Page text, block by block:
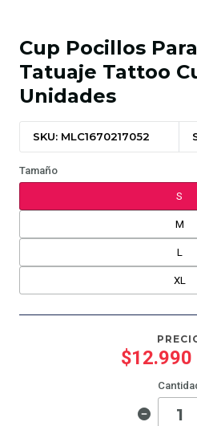
Cup Pocillos
Tatuaje Tattoo
Unidades
SKU: MLC1670217052
Tamaño
S
M
L
XL
$12.990